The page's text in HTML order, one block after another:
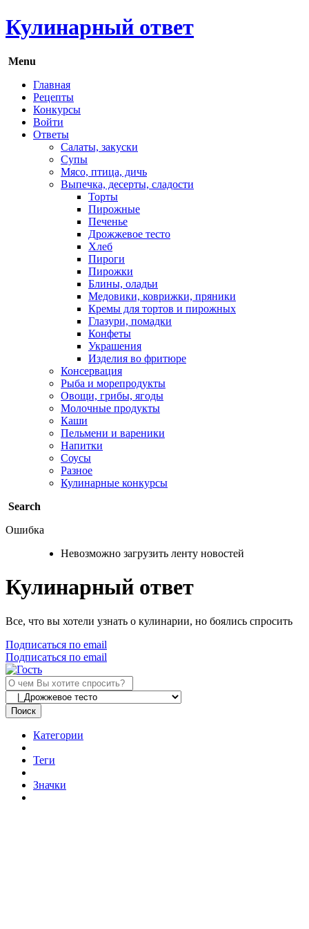
Кулинарный ответ
Menu
Главная
Рецепты
Конкурсы
Войти
Ответы
Салаты, закуски
Супы
Мясо, птица, дичь
Выпечка, десерты, сладости
Торты
Пирожные
Печенье
Дрожжевое тесто
Хлеб
Пироги
Пирожки
Блины, оладьи
Медовики, коврижки, пряники
Кремы для тортов и пирожных
Глазури, помадки
Конфеты
Украшения
Изделия во фритюре
Консервация
Рыба и морепродукты
Овощи, грибы, ягоды
Молочные продукты
Каши
Пельмени и вареники
Напитки
Соусы
Разное
Кулинарные конкурсы
Search
Ошибка
Невозможно загрузить ленту новостей
Кулинарный ответ
Все, что вы хотели узнать о кулинарии, но боялись спросить
Подписаться по email
Подписаться по email
Поиск
Категории
Теги
Значки